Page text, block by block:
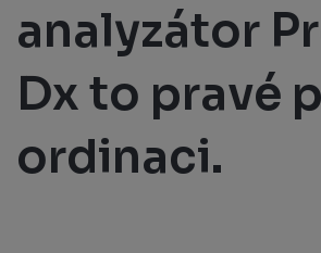
analyzátor
Dx to pravé
ordinaci.